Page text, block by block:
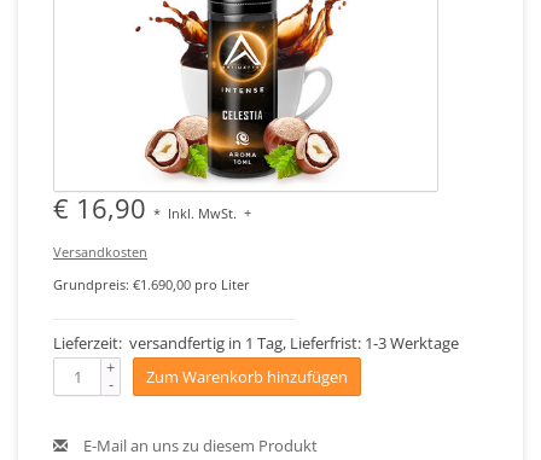
€ 16,90 * Inkl. MwSt. +
Versandkosten
Grundpreis: €1.690,00 pro Liter
Lieferzeit: versandfertig in 1 Tag, Lieferfrist: 1-3 Werktage
+
- Zum Warenkorb hinzufügen
E-Mail an uns zu diesem Produkt